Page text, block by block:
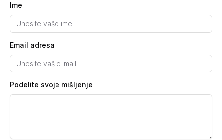
Ime
Email adresa
Podelite svoje mišljenje